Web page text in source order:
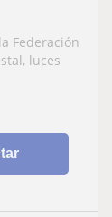
Federación
luces